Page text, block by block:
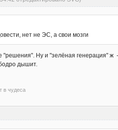
нет не ЭС, а свои мозги
Ну и "зелёная генерация" ж
дышит.
в чудеса